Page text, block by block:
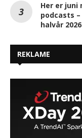
Her er
podcasts
halvår 2026
REKLAME